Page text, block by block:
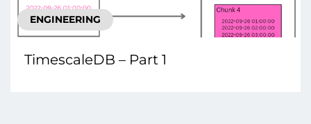
ENGINEERING
TimescaleDB – Part 1